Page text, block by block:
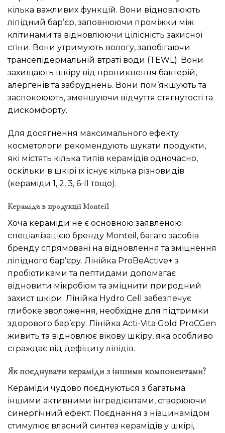
кілька важливих функцій. Вони відновлюють
ліпідний бар’єр, заповнюючи проміжки між
клітинами та відновлюючи цілісність захисної
стіни. Вони утримують вологу, запобігаючи
трансепідермальній втраті води (TEWL). Вони
захищають шкіру від проникнення бактерій,
алергенів та забруднень. Вони пом’якшують та
заспокоюють, зменшуючи відчуття стягнутості та
дискомфорту.
Для досягнення максимального ефекту
косметологи рекомендують шукати продукти,
які містять кілька типів керамідів одночасно,
оскільки в шкірі їх існує кілька різновидів
(кераміди 1, 2, 3, 6-II тощо).
Кераміди в продукції Monteil
Хоча кераміди не є основною заявленою
спеціалізацією бренду Monteil, багато засобів
бренду спрямовані на відновлення та зміцнення
ліпідного бар’єру. Лінійка ProBeActive+ з
пробіотиками та пептидами допомагає
відновити мікробіом та зміцнити природний
захист шкіри. Лінійка Hydro Cell забезпечує
глибоке зволоження, необхідне для підтримки
здорового бар’єру. Лінійка Acti-Vita Gold ProCGen
живить та відновлює вікову шкіру, яка особливо
страждає від дефіциту ліпідів.
Як поєднувати кераміди з іншими компонентами?
Кераміди чудово поєднуються з багатьма
іншими активними інгредієнтами, створюючи
синергічний ефект. Поєднання з ніацинамідом
стимулює власний синтез керамідів у шкірі,